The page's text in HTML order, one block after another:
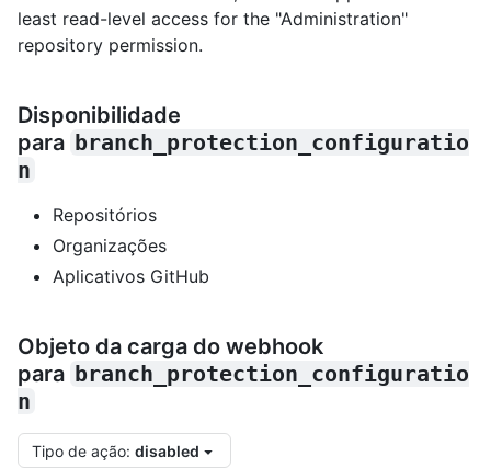
least read-level access for the "Administration"
repository permission.
Disponibilidade
para branch_protection_configuratio
n
Repositórios
Organizações
Aplicativos GitHub
Objeto da carga do webhook
para branch_protection_configuratio
n
Tipo de ação: disabled